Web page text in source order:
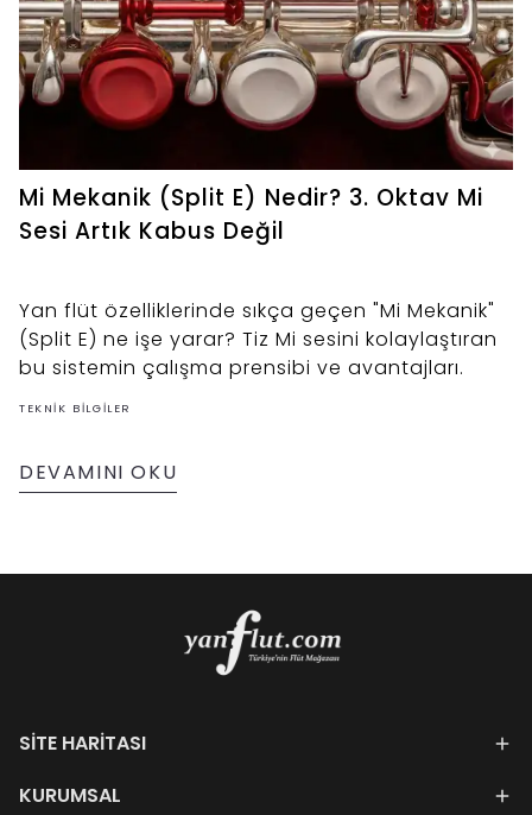
Mi Mekanik (Split E) Nedir? 3. Oktav Mi
Sesi Artık Kabus Değil
Yan flüt özelliklerinde sıkça geçen "Mi Mekanik"
(Split E) ne işe yarar? Tiz Mi sesini kolaylaştıran
bu sistemin çalışma prensibi ve avantajları.
TEKNIK BILGILER
DEVAMINI OKU
SİTE HARİTASI
KURUMSAL